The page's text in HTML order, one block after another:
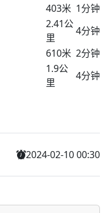
403米 1分钟
2.41公
里
4分钟
610米 2分钟
1.9公
里
4分钟
2024-02-10 00:30